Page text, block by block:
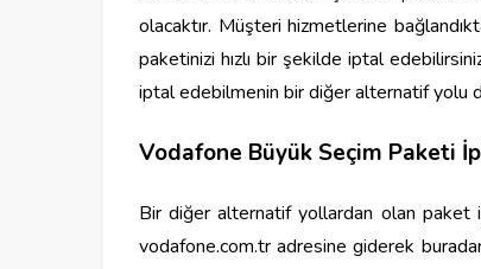
olacaktır. Müşteri hizmetlerine
paketinizi hızlı bir şekilde iptal
iptal edebilmenin bir diğer alternatif yolu
Vodafone Büyük Seçim Paketi
Bir diğer alternatif yollardan olan paket
vodafone.com.tr adresine giderek